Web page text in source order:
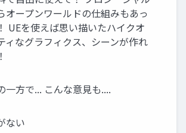
オープンワールドの仕組みもあっ
UEを使えば思い描いたハイクオ
ィなグラフィクス、シーンが作れ
一方で... こんな意見も....
ない